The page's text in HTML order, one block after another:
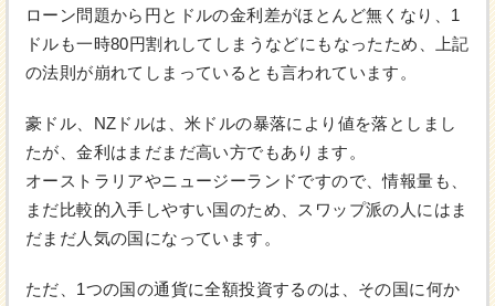
ローン問題から円とドルの金利差がほとんど無くなり、1
ドルも一時80円割れしてしまうなどにもなったため、上記
の法則が崩れてしまっているとも言われています。
豪ドル、NZドルは、米ドルの暴落により値を落としまし
たが、金利はまだまだ高い方でもあります。
オーストラリアやニュージーランドですので、情報量も、
まだ比較的入手しやすい国のため、スワップ派の人にはま
だまだ人気の国になっています。
ただ、1つの国の通貨に全額投資するのは、その国に何か